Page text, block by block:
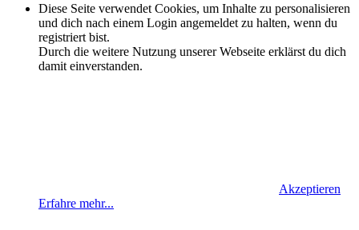
Diese Seite verwendet Cookies, um Inhalte zu personalisieren
und dich nach einem Login angemeldet zu halten, wenn du
registriert bist.
Durch die weitere Nutzung unserer Webseite erklärst du dich
damit einverstanden.
Akzeptieren
Erfahre mehr...